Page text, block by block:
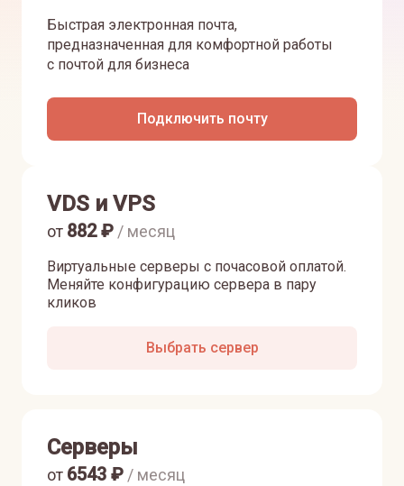
Быстрая электронная почта,
предназначенная для комфортной работы
с почтой для бизнеса
Подключить почту
VDS и VPS
Виртуальные серверы с почасовой оплатой.
Меняйте конфигурацию сервера в пару
кликов
от 882₽ / месяц
Выбрать сервер
Серверы
от 6543 ₽ / месяц